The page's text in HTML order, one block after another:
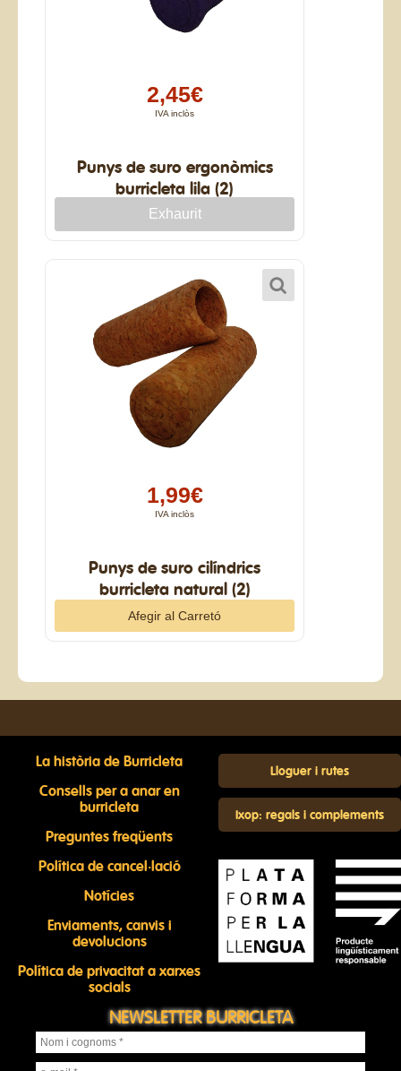
2,45€
IVA inclòs
Punys de suro ergonòmics
burricleta lila (2)
1,99€
IVA inclòs
Punys de suro cilíndrics
burricleta natural (2)
La història de Burricleta
Consells per a anar en
burricleta
Preguntes freqüents
Política de cancel·lació
Notícies
Enviaments, canvis i
devolucions
Política de privacitat a xarxes
socials
Lloguer i rutes
Ixop: regals i complements
NEWSLETTER BURRICLETA